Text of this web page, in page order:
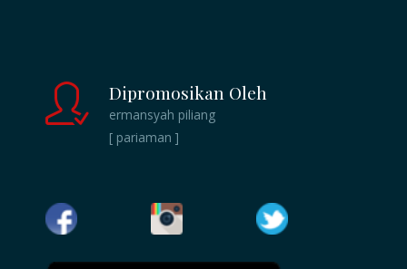
Dipromosikan Oleh
ermansyah piliang
[ pariaman ]